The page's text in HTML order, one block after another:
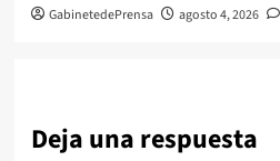
GabinetedePrensa agosto 4, 2026
Deja una respuesta